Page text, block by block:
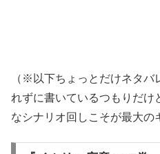
（※以下ちょっとだけネタバ
れずに書いているつもりだ
なシナリオ回しこそが最大の